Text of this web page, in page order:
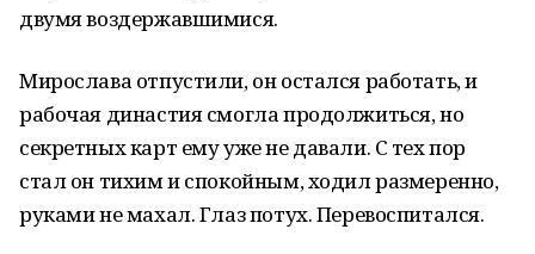
двумя воздержавшимися.
Мирослава отпустили, он остался работать, и
рабочая династия смогла продолжиться, но
секретных карт ему уже не давали. С тех пор
стал он тихим и спокойным, ходил размеренно,
руками не махал. Глаз потух. Перевоспитался.